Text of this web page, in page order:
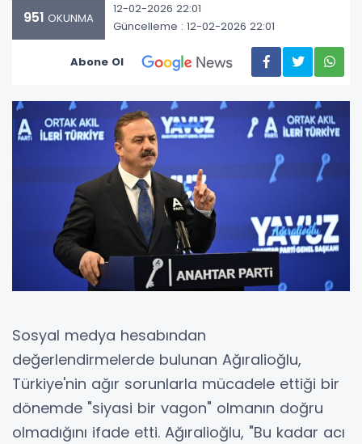
951 OKUNMA
12-02-2026 22:01
Güncelleme : 12-02-2026 22:01
Abone Ol
Sosyal medya hesabından
değerlendirmelerde bulunan Ağıralioğlu,
Türkiye'nin ağır sorunlarla mücadele ettiği bir
dönemde "siyasi bir vagon" olmanın doğru
olmadığını ifade etti. Ağıralioğlu, "Bu kadar acı